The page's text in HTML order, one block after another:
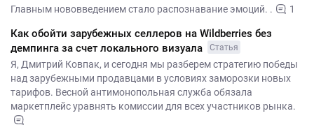
Главным нововведением стало распознавание эмоций. . 1
Как обойти зарубежных селлеров на Wildberries без
демпинга за счет локального визуала
Статья
Я, Дмитрий Ковпак, и сегодня мы разберем стратегию победы
над зарубежными продавцами в условиях заморозки новых
тарифов. Весной антимонопольная служба обязала
маркетплейс уравнять комиссии для всех участников рынка.